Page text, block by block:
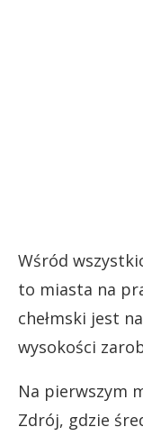
Wśród
to miasta na
chełmski jest
wysokości
Na pierwszym
Zdrój, gdzie